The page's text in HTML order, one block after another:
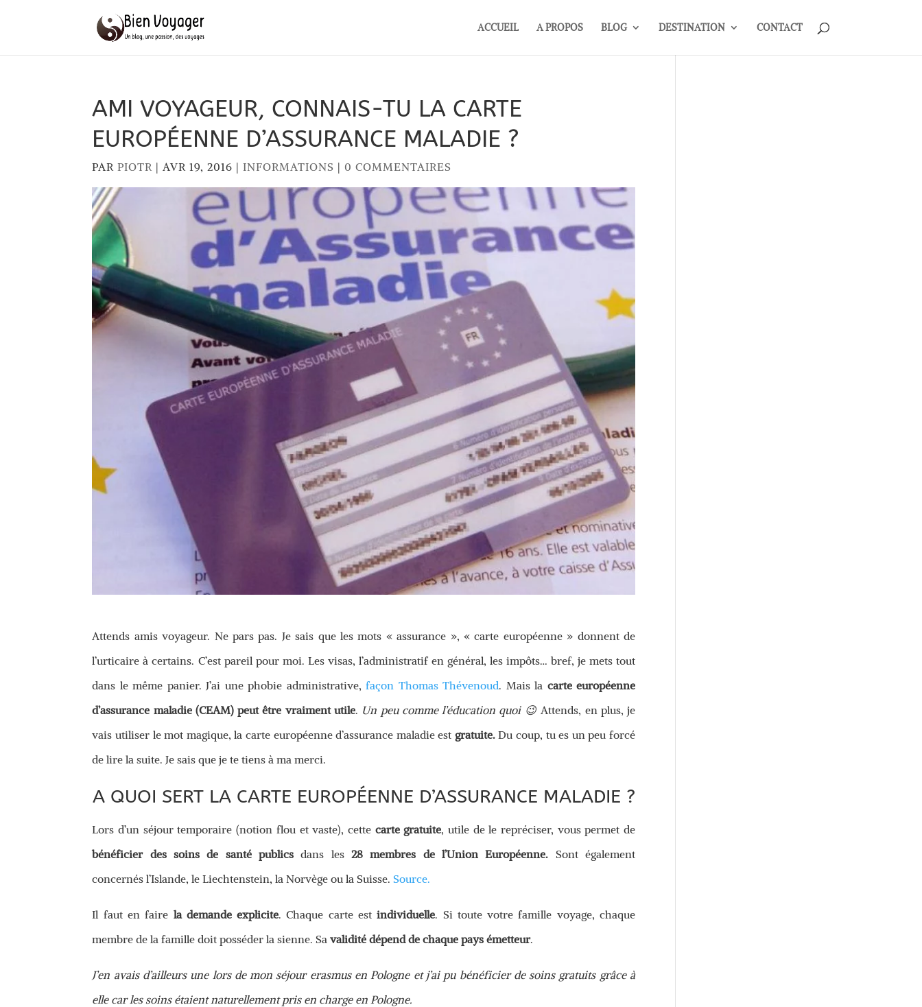
ACCUEIL A PROPOS BLOG DESTINATION CONTACT
AMI VOYAGEUR, CONNAIS-TU LA CARTE
EUROPÉENNE D’ASSURANCE MALADIE ?
PARPIOTR |AVR 19, 2016 |INFORMATIONS | 0 COMMENTAIRES
Attends amis voyageur. Ne pars pas. Je sais que les mots « assurance », « carte européenne » donnent de
l’urticaire à certains. C’est pareil pour moi. Les visas, l’administratif en général, les impôts… bref, je mets tout
dans le même panier. J’ai une phobie administrative,façon Thomas Thévenoud. Mais la carte européenne
d’assurance maladie (CEAM) peut être vraiment utile. Un peu comme l’éducation quoi 😉 Attends, en plus, je
vais utiliser le mot magique, la carte européenne d’assurance maladie est gratuite.Du coup, tu es un peu forcé
de lire la suite. Je sais que je te tiens à ma merci.
A QUOI SERT LA CARTE EUROPÉENNE D’ASSURANCE MALADIE ?
Lors d’un séjour temporaire (notion flou et vaste), cette carte gratuite, utile de le repréciser, vous permet de
bénéficier des soins de santé publics dans les28 membres de l’Union Européenne. Sont également
concernés l’Islande, le Liechtenstein, la Norvège ou la Suisse.Source.
Il faut en faire la demande explicite. Chaque carte estindividuelle. Si toute votre famille voyage, chaque
membre de la famille doit posséder la sienne. Savalidité dépend de chaque pays émetteur.
J’en avais d’ailleurs une lors de mon séjour erasmus en Pologne et j’ai pu bénéficier de soins gratuits grâce à
elle car les soins étaient naturellement pris en charge en Pologne.